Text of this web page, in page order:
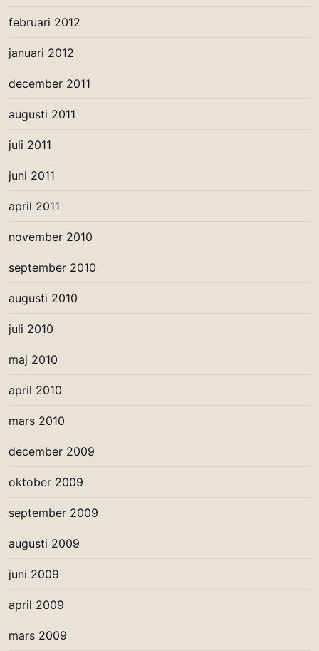
februari 2012
januari 2012
december 2011
augusti 2011
juli 2011
juni 2011
april 2011
november 2010
september 2010
augusti 2010
juli 2010
maj 2010
april 2010
mars 2010
december 2009
oktober 2009
september 2009
augusti 2009
juni 2009
april 2009
mars 2009